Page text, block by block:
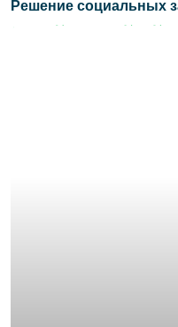
Решение социальных